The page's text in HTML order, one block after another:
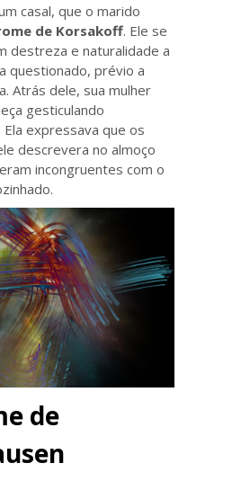
casal, que o marido
de Korsakoff. Ele se
destreza e naturalidade a
questionado, prévio a
Atrás dele, sua mulher
gesticulando
expressava que os
descrevera no almoço
incongruentes com o
de